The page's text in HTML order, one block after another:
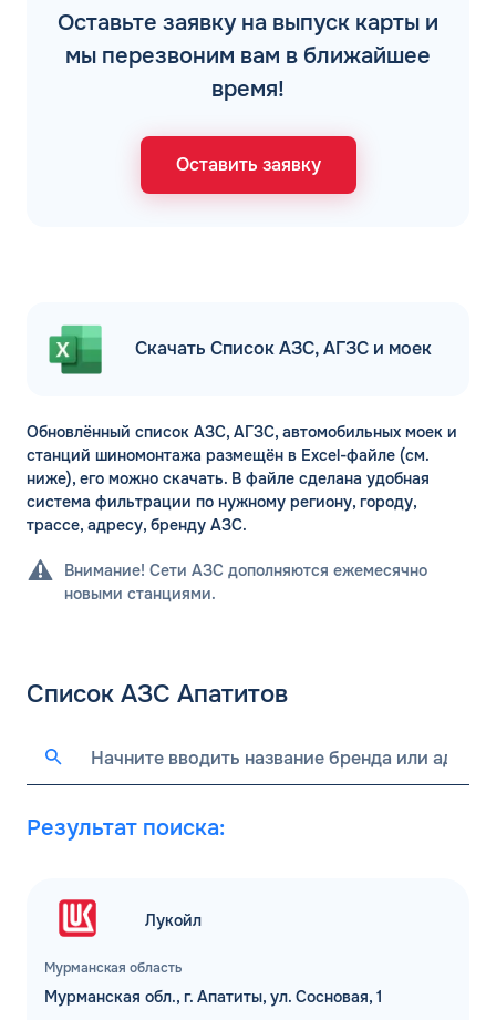
Оставьте заявку на выпуск карты и
мы перезвоним вам в ближайшее
время!
Оставить заявку
Скачать Список АЗС, АГЗС и моек
Обновлённый список АЗС, АГЗС, автомобильных моек и
станций шиномонтажа размещён в Excel-файле (см.
ниже), его можно скачать. В файле сделана удобная
система фильтрации по нужному региону, городу,
трассе, адресу, бренду АЗС.
Внимание! Сети АЗС дополняются ежемесячно
новыми станциями.
Список АЗС Апатитов
Результат поиска:
Мурманская область
Лукойл
Мурманская обл., г. Апатиты, ул. Сосновая, 1